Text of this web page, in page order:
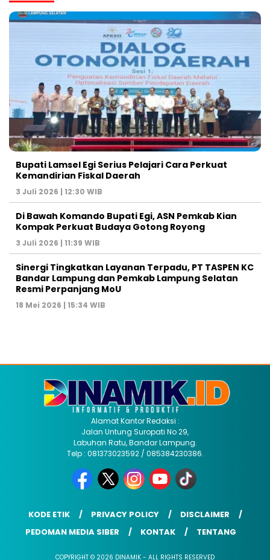
Bupati Lamsel Egi Serius Pelajari Cara Perkuat
Kemandirian Fiskal Daerah
3 Juli 2026 | 12:30 WIB
Di Bawah Komando Bupati Egi, ASN Pemkab Kian
Kompak Perkuat Budaya Gotong Royong
3 Juli 2026 | 11:39 WIB
Sinergi Tingkatkan Layanan Terpadu, PT TASPEN KC
Bandar Lampung dan Pemkab Lampung Selatan
Resmi Perpanjang MoU
18 Mei 2026 | 15:34 WIB
Alamat Kantor Redaksi :
Jalan Untung Suropati No 29,
Labuhan Ratu, Bandar Lampung.
Telp : 081373023592 / 085384230386.
KODE ETIK PRIVACY POLICY
DISCLAIMER
PEDOMAN MEDIA SIBER
KONTAK TENTANG
COPYRIGHT © 2026 DINAMIK - ALL RIGHTS RESERVED